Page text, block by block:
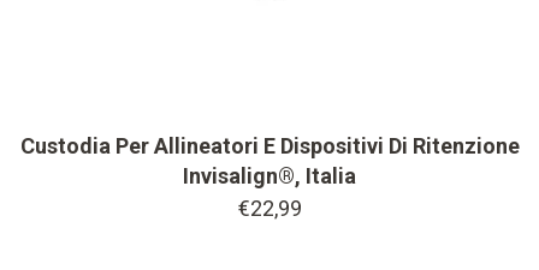
Custodia Per Allineatori E Dispositivi Di Ritenzione
Invisalign®, Italia
€22,99